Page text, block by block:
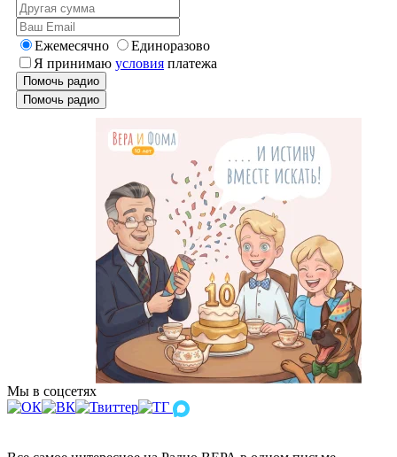
Ежемесячно
Единоразово
Я принимаю условия платежа
Помочь радио
Помочь радио
Мы в соцсетях